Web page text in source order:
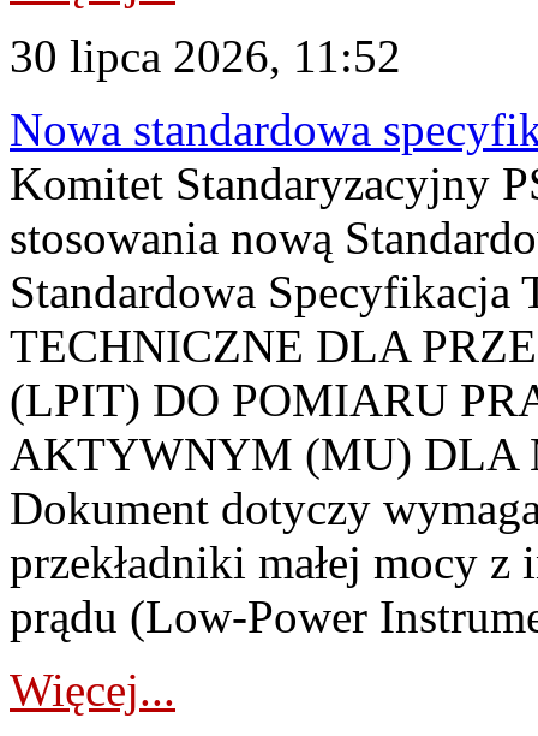
30 lipca 2026, 11:52
Nowa standardowa
Komitet Standaryzacyjny
stosowania nową
Standardowa
TECHNICZNE DLA
(LPIT) DO POMIARU
AKTYWNYM (MU) DLA
Dokument dotyczy
przekładniki małej mocy
prądu (Low-Power
Więcej...